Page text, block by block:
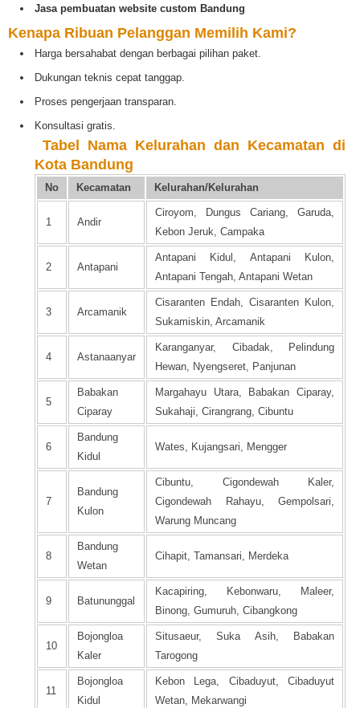
Jasa pembuatan website custom Bandung
Kenapa Ribuan Pelanggan Memilih Kami?
Harga bersahabat dengan berbagai pilihan paket.
Dukungan teknis cepat tanggap.
Proses pengerjaan transparan.
Konsultasi gratis.
Tabel Nama Kelurahan dan Kecamatan di
Kota Bandung
No Kecamatan Kelurahan/Kelurahan
1 Andir
Ciroyom, Dungus Cariang, Garuda,
Kebon Jeruk, Campaka
2 Antapani
Antapani Kidul, Antapani Kulon,
Antapani Tengah, Antapani Wetan
3 Arcamanik
Cisaranten Endah, Cisaranten Kulon,
Sukamiskin, Arcamanik
4 Astanaanyar
Karanganyar, Cibadak, Pelindung
Hewan, Nyengseret, Panjunan
5
Babakan
Ciparay
Margahayu Utara, Babakan Ciparay,
Sukahaji, Cirangrang, Cibuntu
6
Bandung
Kidul
Wates, Kujangsari, Mengger
7
Bandung
Kulon
Cibuntu, Cigondewah Kaler,
Cigondewah Rahayu, Gempolsari,
Warung Muncang
8
Bandung
Wetan
Cihapit, Tamansari, Merdeka
9 Batununggal
Kacapiring, Kebonwaru, Maleer,
Binong, Gumuruh, Cibangkong
10
Bojongloa
Kaler
Situsaeur, Suka Asih, Babakan
Tarogong
11
Bojongloa
Kidul
Kebon Lega, Cibaduyut, Cibaduyut
Wetan, Mekarwangi